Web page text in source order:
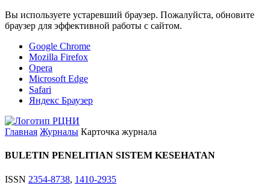
Вы используете устаревший браузер. Пожалуйста, обновите
браузер для эффективной работы с сайтом.
Google Chrome
Mozilla Firefox
Opera
Microsoft Edge
Safari
Яндекс Браузер
Главная Журналы Карточка журнала
BULETIN PENELITIAN SISTEM KESEHATAN
ISSN 2354-8738, 1410-2935